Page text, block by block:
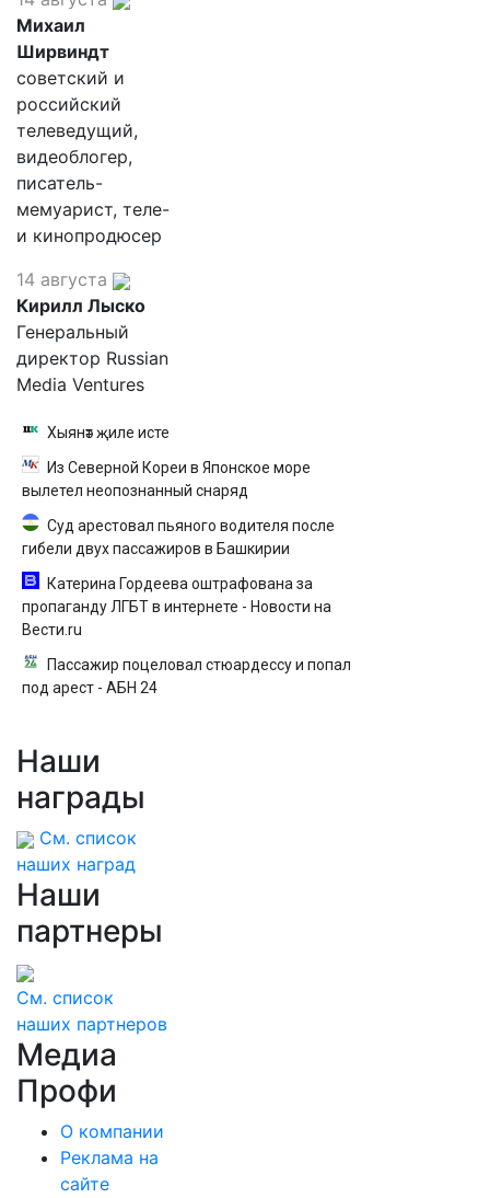
Михаил
Ширвиндт
советский и
российский
телеведущий,
видеоблогер,
писатель-
мемуарист, теле-
и кинопродюсер
14 августа
Кирилл Лыско
Генеральный
директор Russian
Media Ventures
Хыянәт җиле исте
Из Северной Кореи в Японское море
вылетел неопознанный снаряд
Суд арестовал пьяного водителя после
гибели двух пассажиров в Башкирии
Катерина Гордеева оштрафована за
пропаганду ЛГБТ в интернете - Новости на
Вести.ru
Пассажир поцеловал стюардессу и попал
под арест - АБН 24
Наши
награды
См. список
наших наград
Наши
партнеры
См. список
наших партнеров
Медиа
Профи
О компании
Реклама на
сайте